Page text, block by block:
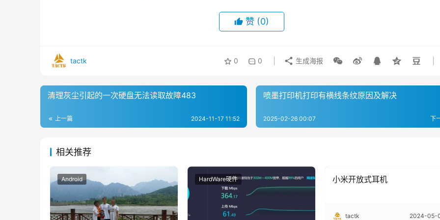
赞 (0)
tactk 0 0 生成海报
清理灰尘引起的一次硬盘无法读取故障483
上一篇 2024-11-17 11:52
喷墨打印机打印有横线条纹原因及解决
下
2025-02-26 00:07
相关推荐
Android HardWare硬件 HardWare硬件
小米开放式耳机
tactk 2024-05-